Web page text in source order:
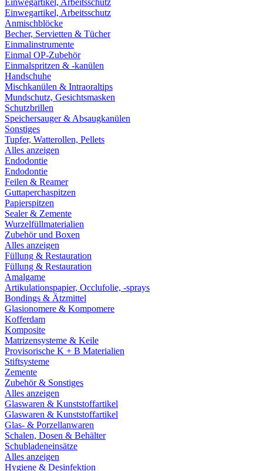
Einwegartikel, Arbeitsschutz
Einwegartikel, Arbeitsschutz
Anmischblöcke
Becher, Servietten & Tücher
Einmalinstrumente
Einmal OP-Zubehör
Einmalspritzen & -kanülen
Handschuhe
Mischkanülen & Intraoraltips
Mundschutz, Gesichtsmasken
Schutzbrillen
Speichersauger & Absaugkanülen
Sonstiges
Tupfer, Watterollen, Pellets
Alles anzeigen
Endodontie
Endodontie
Feilen & Reamer
Guttaperchaspitzen
Papierspitzen
Sealer & Zemente
Wurzelfüllmaterialien
Zubehör und Boxen
Alles anzeigen
Füllung & Restauration
Füllung & Restauration
Amalgame
Artikulationspapier, Occlufolie, -sprays
Bondings & Ätzmittel
Glasionomere & Kompomere
Kofferdam
Komposite
Matrizensysteme & Keile
Provisorische K + B Materialien
Stiftsysteme
Zemente
Zubehör & Sonstiges
Alles anzeigen
Glaswaren & Kunststoffartikel
Glaswaren & Kunststoffartikel
Glas- & Porzellanwaren
Schalen, Dosen & Behälter
Schubladeneinsätze
Alles anzeigen
Hygiene & Desinfektion